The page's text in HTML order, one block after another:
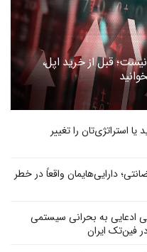
قبل از خرید اپل،
استراتژی‌تان را تغییر
دارایی‌هایمان واقعاً در خطر
ادعایی به بحرانی سیستمی
فین‌تک ایران